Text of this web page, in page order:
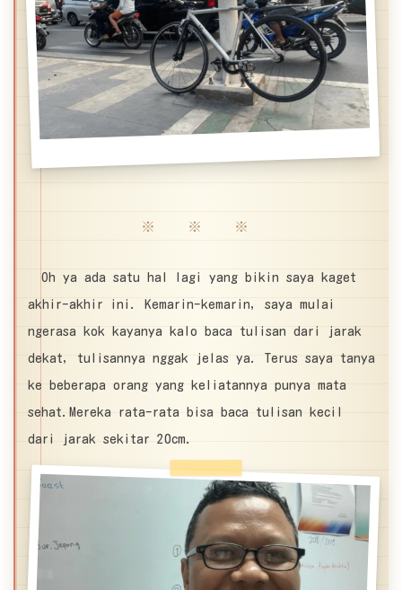
※ ※ ※
Oh ya ada satu hal lagi yang bikin saya kaget
akhir-akhir ini. Kemarin-kemarin, saya mulai
ngerasa kok kayanya kalo baca tulisan dari jarak
dekat, tulisannya nggak jelas ya. Terus saya tanya
ke beberapa orang yang keliatannya punya mata
sehat.Mereka rata-rata bisa baca tulisan kecil
dari jarak sekitar 20cm.